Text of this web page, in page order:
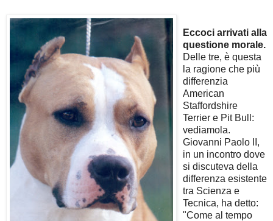
Eccoci arrivati alla
questione morale.
Delle tre, è questa
la ragione che più
differenzia
American
Staffordshire
Terrier e Pit Bull:
vediamola.
Giovanni Paolo II,
in un incontro dove
si discuteva della
differenza esistente
tra Scienza e
Tecnica, ha detto:
"Come al tempo